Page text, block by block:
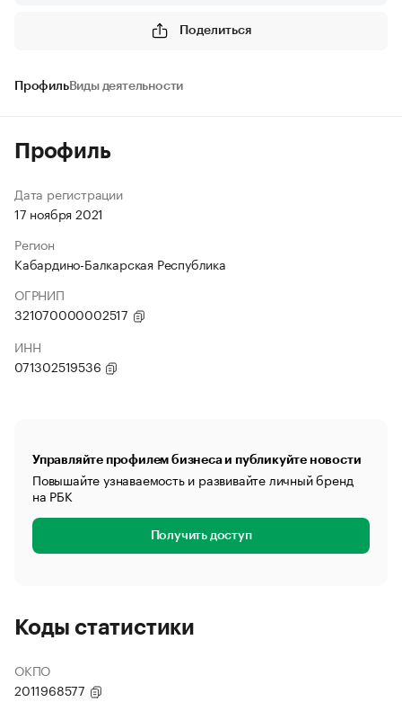
Поделиться
ПрофильВиды деятельности
Профиль
Дата регистрации
17 ноября 2021
Регион
Кабардино-Балкарская Республика
ОГРНИП
321070000002517
ИНН
071302519536
Управляйте профилем бизнеса и публикуйте новости
Повышайте узнаваемость и развивайте личный бренд
на РБК
Получить доступ
Коды статистики
ОКПО
2011968577